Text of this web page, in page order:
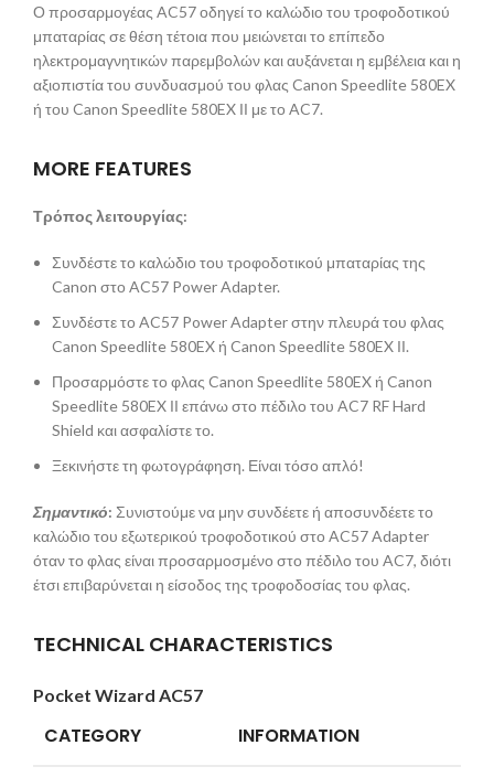
Ο προσαρμογέας AC57 οδηγεί το καλώδιο του τροφοδοτικού
μπαταρίας σε θέση τέτοια που μειώνεται το επίπεδο
ηλεκτρομαγνητικών παρεμβολών και αυξάνεται η εμβέλεια και η
αξιοπιστία του συνδυασμού του φλας Canon Speedlite 580EX
ή του Canon Speedlite 580EX ΙΙ με το AC7.
MORE FEATURES
Τρόπος λειτουργίας:
Συνδέστε το καλώδιο του τροφοδοτικού μπαταρίας της
Canon στο AC57 Power Adapter.
Συνδέστε το AC57 Power Adapter στην πλευρά του φλας
Canon Speedlite 580EX ή Canon Speedlite 580EX ΙΙ.
Προσαρμόστε το φλας Canon Speedlite 580EX ή Canon
Speedlite 580EX ΙΙ επάνω στο πέδιλο του AC7 RF Hard
Shield και ασφαλίστε το.
Ξεκινήστε τη φωτογράφηση. Είναι τόσο απλό!
Σημαντικό: Συνιστούμε να μην συνδέετε ή αποσυνδέετε το
καλώδιο του εξωτερικού τροφοδοτικού στο AC57 Adapter
όταν το φλας είναι προσαρμοσμένο στο πέδιλο του AC7, διότι
έτσι επιβαρύνεται η είσοδος της τροφοδοσίας του φλας.
TECHNICAL CHARACTERISTICS
Pocket Wizard AC57
CATEGORY INFORMATION